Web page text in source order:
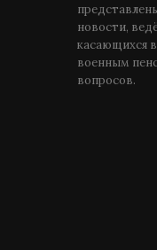
новости,
касающихся
военным
вопросов.